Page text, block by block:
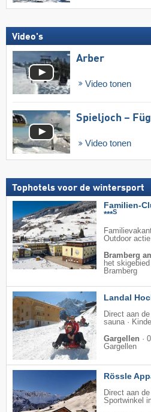
Video's
Arber
Video tonen
Spieljoch –
Video tonen
Tophotels voor de wintersport
Familien-
***S
Outdoor
Bramberg
het
Bramberg
Landal
Direct aan
sauna ·
Gargellen ·
Gargellen
Rössle
Direct aan
Sportwinkel